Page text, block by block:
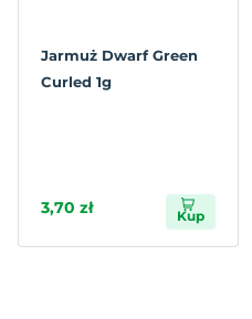
Jarmuż Dwarf Green
Curled 1g
3,70 zł Kup